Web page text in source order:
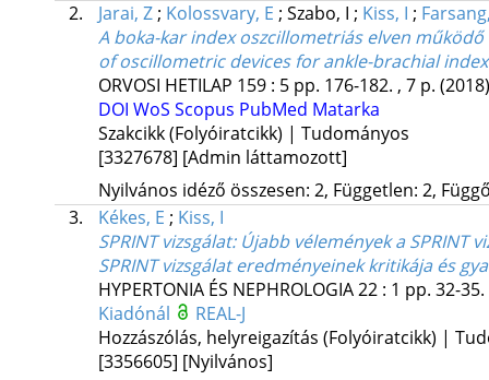
2.
Jarai, Z; Kolossvary, E ; Szabo, I ; Kiss, I ;
A boka-kar index oszcillometriás elven
of oscillometric devices for ankle-brachial
ORVOSI HETILAP 159: 5 pp. 176-182. , 7 p. (2018)
DOI WoS Scopus PubMed Matarka
Szakcikk (Folyóiratcikk) | Tudományos
[3327678] [Admin láttamozott]
Nyilvános idéző összesen: 2, Független: 2,
3.
Kékes, E ; Kiss, I
SPRINT vizsgálat: Újabb vélemények a SPRINT
SPRINT vizsgálat eredményeinek kritikája és
HYPERTONIA ÉS NEPHROLOGIA22: 1 pp. 32-
Kiadónál
REAL-J
Hozzászólás, helyreigazítás (Folyóiratcikk) |
[3356605] [Nyilvános]